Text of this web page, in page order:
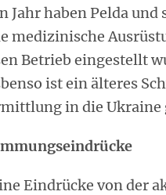
Jahr haben Pelda und
medizinische
Betrieb eingestellt
ist ein älteres
in die Ukraine
Eindrücke von der